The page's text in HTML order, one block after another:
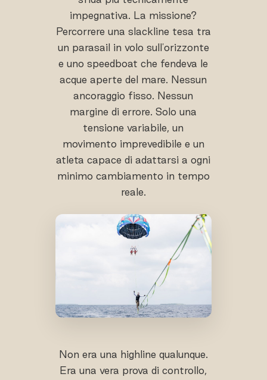
impegnativa. La missione?
Percorrere una slackline tesa tra
un parasail in volo sull'orizzonte
e uno speedboat che fendeva le
acque aperte del mare. Nessun
ancoraggio fisso. Nessun
margine di errore. Solo una
tensione variabile, un
movimento imprevedibile e un
atleta capace di adattarsi a ogni
minimo cambiamento in tempo
reale.
Non era una highline qualunque.
Era una vera prova di controllo,